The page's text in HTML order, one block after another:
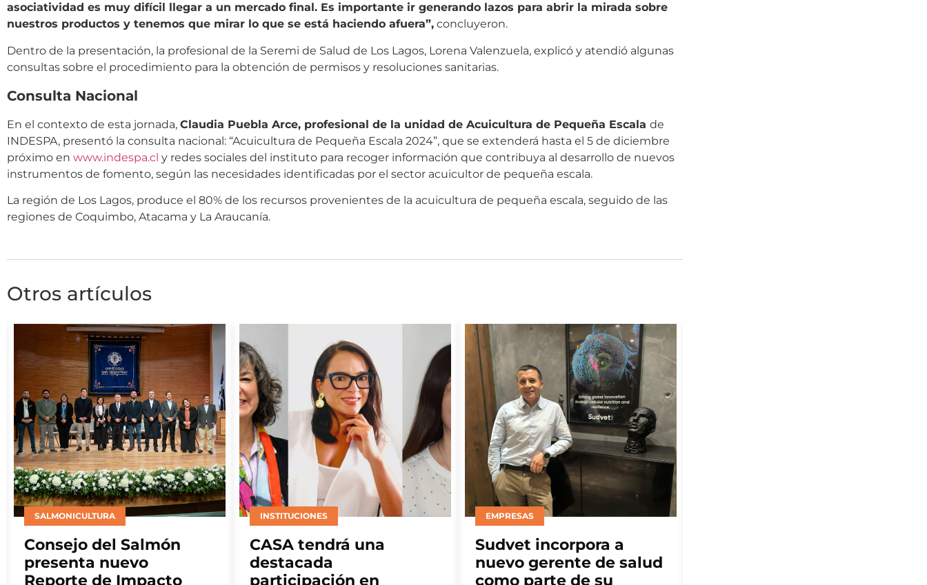
asociatividad es muy difícil llegar a un mercado final. Es importante ir generando lazos para abrir la mirada sobre
nuestros productos y tenemos que mirar lo que se está haciendo afuera”, concluyeron.
Dentro de la presentación, la profesional de la Seremi de Salud de Los Lagos, Lorena Valenzuela, explicó y atendió algunas
consultas sobre el procedimiento para la obtención de permisos y resoluciones sanitarias.
Consulta Nacional
En el contexto de esta jornada, Claudia Puebla Arce, profesional de la unidad de Acuicultura de Pequeña Escala de
INDESPA, presentó la consulta nacional: “Acuicultura de Pequeña Escala 2024”, que se extenderá hasta el 5 de diciembre
próximo en www.indespa.cl y redes sociales del instituto para recoger información que contribuya al desarrollo de nuevos
instrumentos de fomento, según las necesidades identificadas por el sector acuicultor de pequeña escala.
La región de Los Lagos, produce el 80% de los recursos provenientes de la acuicultura de pequeña escala, seguido de las
regiones de Coquimbo, Atacama y La Araucanía.
Otros artículos
SALMONICULTURA
Consejo del Salmón
presenta nuevo
Reporte de Impacto
INSTITUCIONES
CASA tendrá una
destacada
participación en
EMPRESAS
Sudvet incorpora a
nuevo gerente de salud
como parte de su